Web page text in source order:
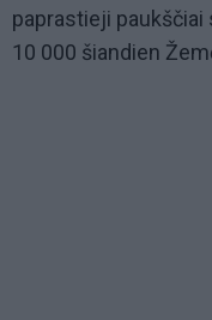
paprastieji paukščiai
10 000 šiandien